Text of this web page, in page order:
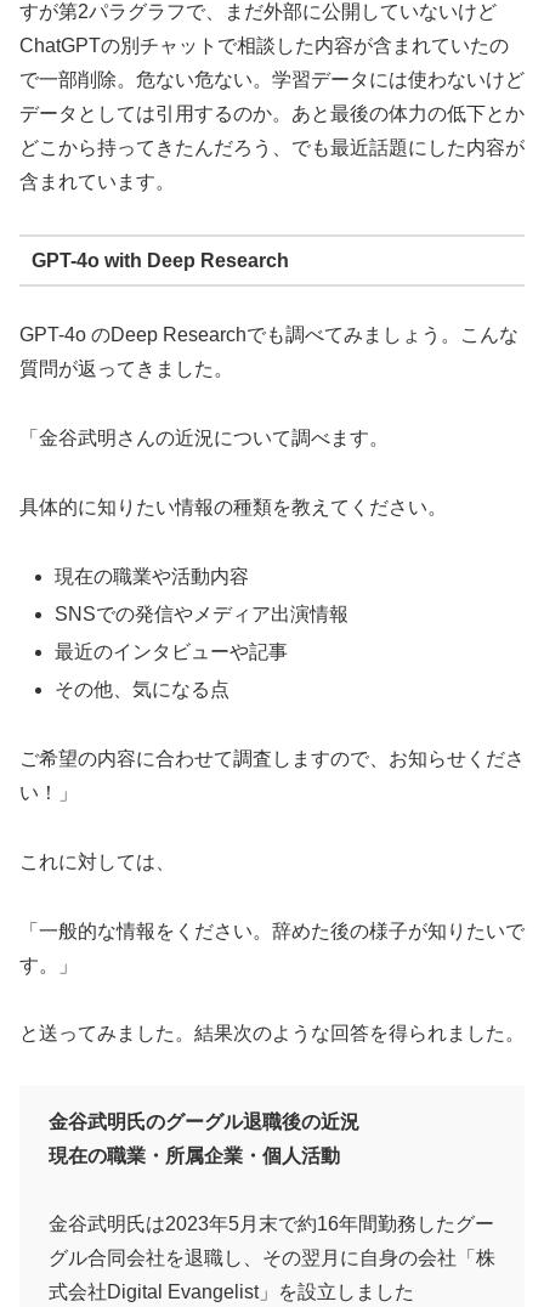
すが第2パラグラフで、まだ外部に公開していないけど
ChatGPTの別チャットで相談した内容が含まれていたの
で一部削除。危ない危ない。学習データには使わないけど
データとしては引用するのか。あと最後の体力の低下とか
どこから持ってきたんだろう、でも最近話題にした内容が
含まれています。
GPT-4o with Deep Research
GPT-4o のDeep Researchでも調べてみましょう。こんな
質問が返ってきました。
「金谷武明さんの近況について調べます。
具体的に知りたい情報の種類を教えてください。
現在の職業や活動内容
SNSでの発信やメディア出演情報
最近のインタビューや記事
その他、気になる点
ご希望の内容に合わせて調査しますので、お知らせくださ
い！」
これに対しては、
「一般的な情報をください。辞めた後の様子が知りたいで
す。」
と送ってみました。結果次のような回答を得られました。
金谷武明氏のグーグル退職後の近況
現在の職業・所属企業・個人活動
金谷武明氏は2023年5月末で約16年間勤務したグー
グル合同会社を退職し、その翌月に自身の会社「株
式会社Digital Evangelist」を設立しました​